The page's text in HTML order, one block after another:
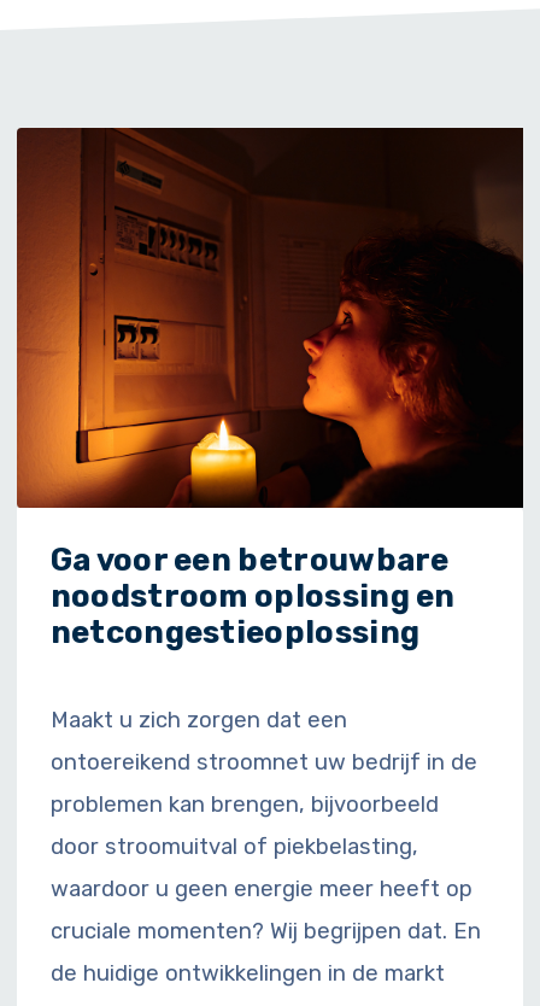
Ga voor een betrouwbare
noodstroom oplossing en
netcongestieoplossing
Maakt u zich zorgen dat een
ontoereikend stroomnet uw bedrijf in de
problemen kan brengen, bijvoorbeeld
door stroomuitval of piekbelasting,
waardoor u geen energie meer heeft op
cruciale momenten? Wij begrijpen dat. En
de huidige ontwikkelingen in de markt